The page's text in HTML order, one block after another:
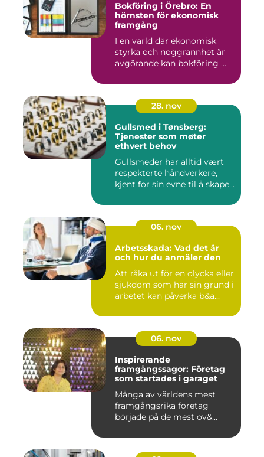
Bokföring i Örebro: En
hörnsten för ekonomisk
framgång
I en värld där ekonomisk
styrka och noggrannhet är
avgörande kan bokföring ...
28. nov
Gullsmed i Tønsberg:
Tjenester som møter
ethvert behov
Gullsmeder har alltid vært
respekterte håndverkere,
kjent for sin evne til å skape...
06. nov
Arbetsskada: Vad det är
och hur du anmäler den
Att råka ut för en olycka eller
sjukdom som har sin grund i
arbetet kan påverka b&a...
06. nov
Inspirerande
framgångssagor: Företag
som startades i garaget
Många av världens mest
framgångsrika företag
började på de mest ov&...